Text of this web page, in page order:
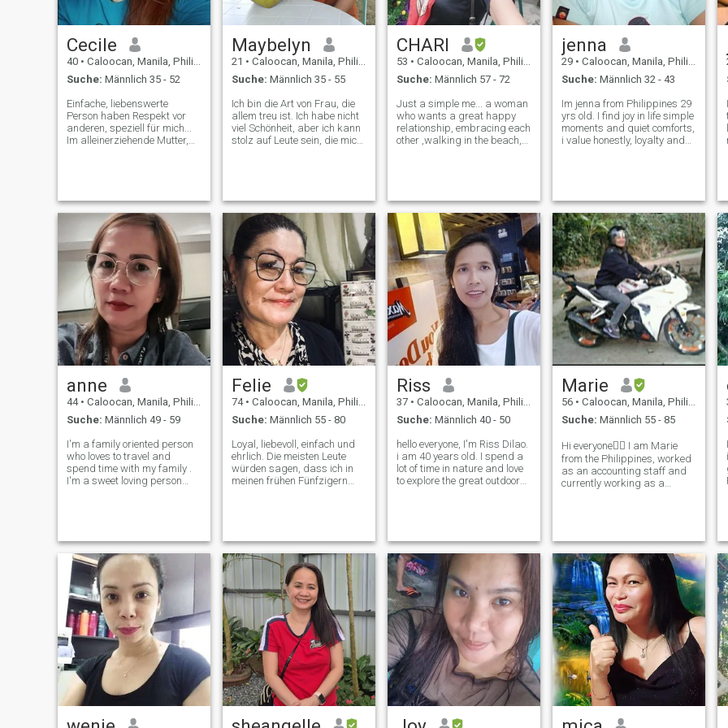
ich liebe Camping, Musik
hören, tanzen und Sport
Cecile
40 • Caloocan, Manila, Philippinen
Suche: Männlich 35 - 52
Einfache, liebenswerte
Person haben Respekt vor
anderen, speziell für mich...
Im alleinerziehende Mutter,
Frau kommt und tun harte
Arbeit im Leben ich hoffe, es
gibt jemand kann mich für
sein akzeptieren me🥰🥰 P.S
fügen Sie mich nicht hinzu
oder nicht Nachricht mir,
wenn Sie planen ist Zu flirten
und einige sexy und nackte
Pikte zu fragen... Tut mir leid,
Ihnen zu sagen, dass ich
nicht die richtige Frau für Sie
bin😉😊
Maybelyn
21 • Caloocan, Manila, Philippinen
Suche: Männlich 35 - 55
Ich bin die Art von Frau, die
allem treu ist. Ich habe nicht
viel Schönheit, aber ich kann
stolz auf Leute sein, die mich
hartnäckige Frau, ich habe
mehr Unsicherheiten in
meinem Körper, deshalb
fühle ich mich wirklich so
hässlich und ich denke, das
einzige, was Schönheit von
mir ist meine langen Haare
und Persönlichkeit hehe
CHARI
53 • Caloocan, Manila, Philippinen
Suche: Männlich 57 - 72
Just a simple me... a woman
who wants a great happy
relationship, embracing each
other ,walking in the beach,
and smile. or maybe so
jenna
29 • Caloocan, Manila, Philippinen
Suche: Männlich 32 - 43
Im jenna from Philippines 29
yrs old. I find joy in life simple
moments and quiet comforts,
i value honestly, loyalty and
genuinely care
anne
44 • Caloocan, Manila, Philippinen
Suche: Männlich 49 - 59
I'm a family oriented person
who loves to travel and
spend time with my family .
I'm a sweet loving person
willing to try new things . I'm
Felie
74 • Caloocan, Manila, Philippinen
Suche: Männlich 55 - 80
Loyal, liebevoll, einfach und
ehrlich. Die meisten Leute
würden sagen, dass ich in
meinen frühen Fünfzigern
meinem Alter, den ich nicht
korrigieren konnte. Sie
können mich einfach
persönlich sehen oder sogar
meine Fotos betrachten, weil
sie erst 6 bzw. 3 Monate alt
sind.
Riss
37 • Caloocan, Manila, Philippinen
Suche: Männlich 40 - 50
hello everyone, I'm Riss Dilao.
i am 40 years old. I spend a
lot of time in nature and love
to explore the great outdoors.
baby with 😅🤭 I'
Marie
56 • Caloocan, Manila, Philippinen
Suche: Männlich 55 - 85
Hi everyone🙋‍♀️ I am Marie
from the Philippines, worked
as an accounting staff and
currently working as a
son, both on their own. I also
have